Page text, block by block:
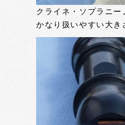
クライネ・ソプラニー
かなり扱いやすい大き